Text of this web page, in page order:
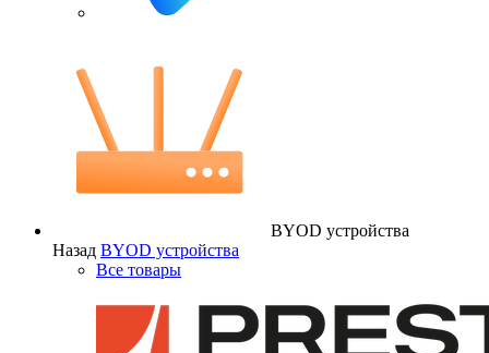
BYOD устройства
Назад BYOD устройства
Все товары